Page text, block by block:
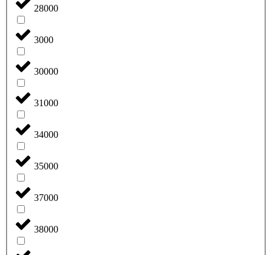
28000
3000
30000
31000
34000
35000
37000
38000